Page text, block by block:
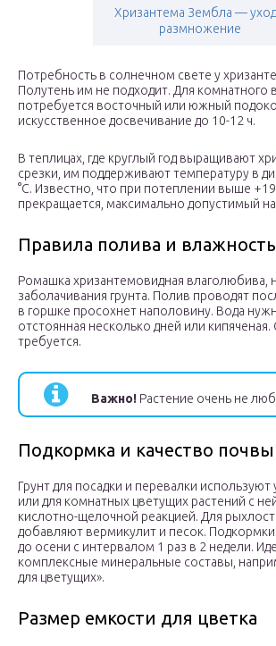
Хризантема Зембла —
размножение
Потребность в солнечном свете у
Полутень им не подходит. Для комнатного
потребуется восточный или южный
искусственное досвечивание до 10-12 ч.
В теплицах, где круглый год выращивают
срезки, им поддерживают температуру в
°С. Известно, что при потеплении выше +19
прекращается, максимально допустимый
Правила полива и влажность
Ромашка хризантемовидная влаголюбива,
заболачивания грунта. Полив проводят
в горшке просохнет наполовину. Вода
отстоянная несколько дней или
требуется.
Важно! Растение очень не
Подкормка и качество почвы
Грунт для посадки и перевалки
или для комнатных цветущих растений с
кислотно-щелочной реакцией. Для
добавляют вермикулит и песок.
до осени с интервалом 1 раз в 2 недели.
комплексные минеральные составы,
для цветущих».
Размер емкости для цветка